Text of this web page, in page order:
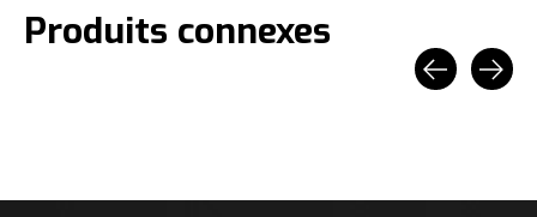
Produits connexes